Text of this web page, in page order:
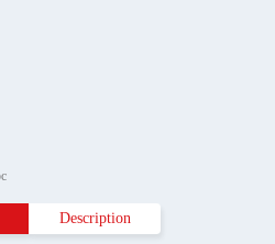
Description